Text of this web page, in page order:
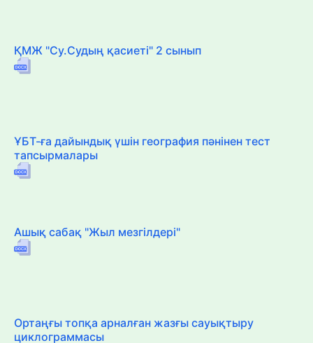
ҚМЖ "Су.Судың қасиеті" 2 сынып
ҰБТ-ға дайындық үшін география пәнінен тест
тапсырмалары
Ашық сабақ "Жыл мезгілдері"
Ортаңғы топқа арналған жазғы сауықтыру
циклограммасы